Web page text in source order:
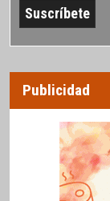
Publicidad